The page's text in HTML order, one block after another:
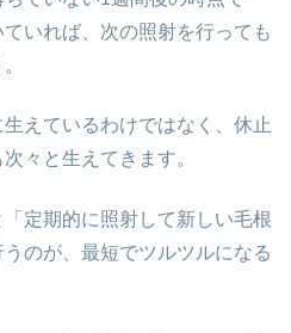
いれば、次の照射を行っても
えているわけではなく、休止
々と生えてきます。
「定期的に照射して新しい毛根
のが、最短でツルツルになる